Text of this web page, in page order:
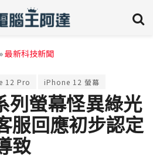
»最新科技新聞
12 Pro iPhone 12 螢幕
列螢幕怪異綠光
服回應初步認定
致